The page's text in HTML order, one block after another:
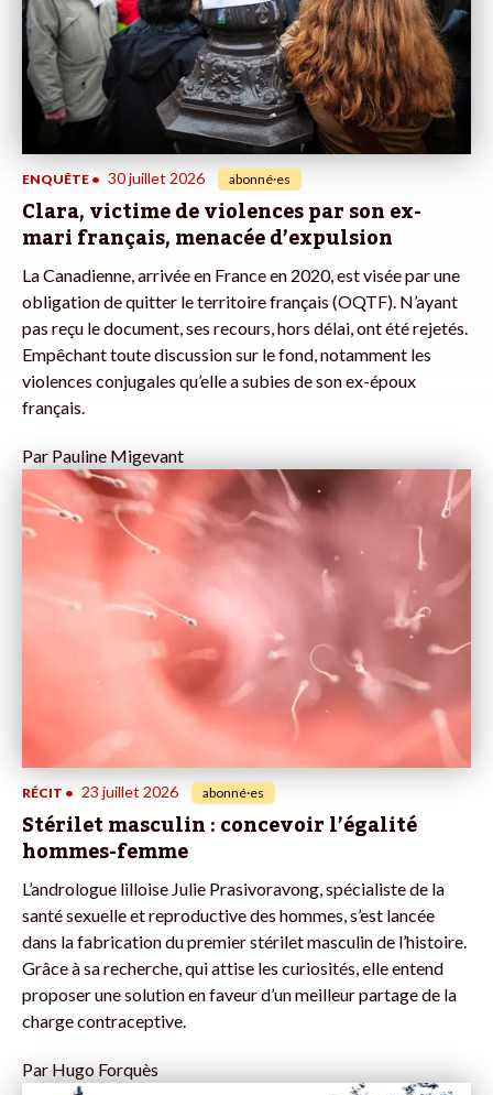
ENQUÊTE • 30 juillet 2026 abonné·es
Clara, victime de violences par son ex-
mari français, menacée d’expulsion
La Canadienne, arrivée en France en 2020, est visée par une
obligation de quitter le territoire français (OQTF). N’ayant
pas reçu le document, ses recours, hors délai, ont été rejetés.
Empêchant toute discussion sur le fond, notamment les
violences conjugales qu’elle a subies de son ex-époux
français.
Par Pauline Migevant
RÉCIT • 23 juillet 2026 abonné·es
Stérilet masculin : concevoir l’égalité
hommes-femme
L’andrologue lilloise Julie Prasivoravong, spécialiste de la
santé sexuelle et reproductive des hommes, s’est lancée
dans la fabrication du premier stérilet masculin de l’histoire.
Grâce à sa recherche, qui attise les curiosités, elle entend
proposer une solution en faveur d’un meilleur partage de la
charge contraceptive.
Par Hugo Forquès